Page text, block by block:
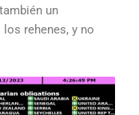
un
rehenes, y no